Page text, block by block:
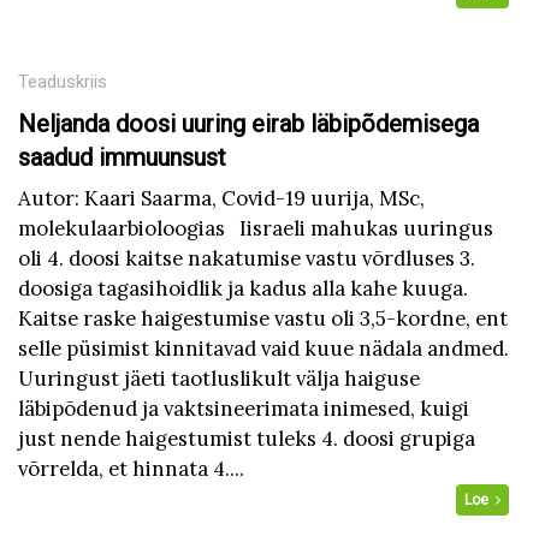
Teaduskriis
Neljanda doosi uuring eirab läbipõdemisega
saadud immuunsust
Autor: Kaari Saarma, Covid-19 uurija, MSc,
molekulaarbioloogias Iisraeli mahukas uuringus
oli 4. doosi kaitse nakatumise vastu võrdluses 3.
doosiga tagasihoidlik ja kadus alla kahe kuuga.
Kaitse raske haigestumise vastu oli 3,5-kordne, ent
selle püsimist kinnitavad vaid kuue nädala andmed.
Uuringust jäeti taotluslikult välja haiguse
läbipõdenud ja vaktsineerimata inimesed, kuigi
just nende haigestumist tuleks 4. doosi grupiga
võrrelda, et hinnata 4....
Loe